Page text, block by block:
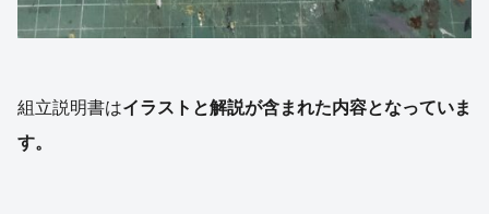
組立説明書はイラストと解説が含まれた内容となっていま
す。